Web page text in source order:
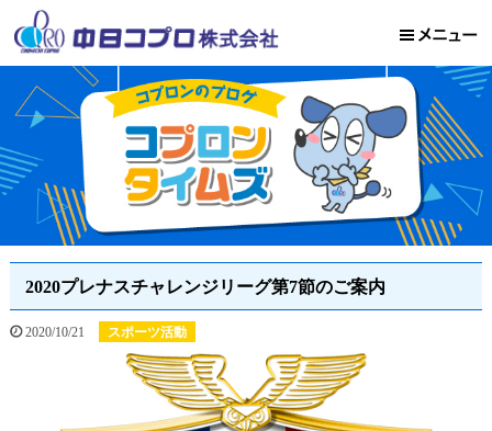
2020プレナスチャレンジリーグ第7節のご案内
2020/10/21 スポーツ活動